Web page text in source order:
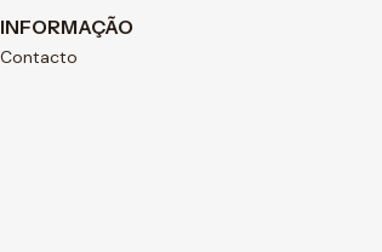
INFORMAÇÃO
Contacto